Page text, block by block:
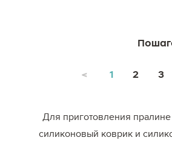
< 1 2 3
Для приготовления
силиконовый коврик и